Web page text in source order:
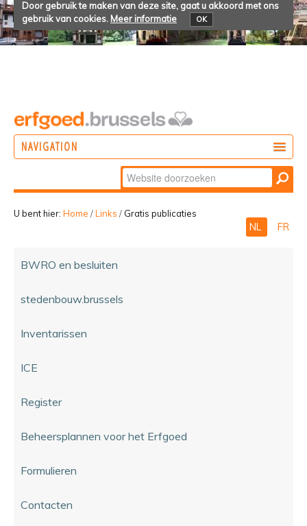
Door gebruik te maken van deze site, gaat u akkoord met ons
gebruik van cookies. Meer informatie OK
NAVIGATION
Zoek
Geavanceerd
zoeken...
U bent hier: Home /Links / Gratis publicaties
NL FR
BWRO en besluiten
stedenbouw.brussels
Inventarissen
ICE
Register
Beheersplannen voor het Erfgoed
Formulieren
Contacten